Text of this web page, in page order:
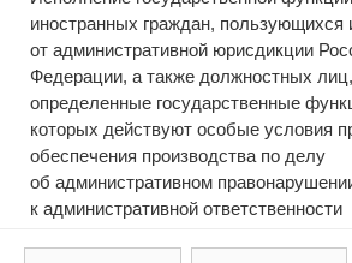
иностранных граждан, пользующихся
от административной юрисдикции
Федерации, а также должностных
определенные государственные
которых действуют особые условия
обеспечения производства по делу
об административном
к административной ответственности